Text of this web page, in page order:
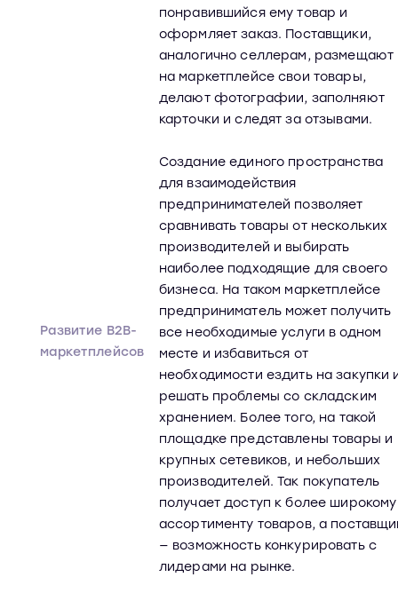
Развитие B2B-
маркетплейсов
понравившийся ему товар и
оформляет заказ. Поставщики,
аналогично селлерам, размещают
на маркетплейсе свои товары,
делают фотографии, заполняют
карточки и следят за отзывами.
Создание единого пространства
для взаимодействия
предпринимателей позволяет
сравнивать товары от нескольких
производителей и выбирать
наиболее подходящие для своего
бизнеса. На таком маркетплейсе
предприниматель может получить
все необходимые услуги в одном
месте и избавиться от
необходимости ездить на закупки
решать проблемы со складским
хранением. Более того, на такой
площадке представлены товары и
крупных сетевиков, и небольших
производителей. Так покупатель
получает доступ к более широкому
ассортименту товаров, а
— возможность конкурировать с
лидерами на рынке.